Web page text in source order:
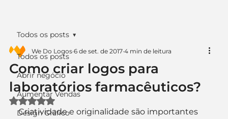
Todos os posts
Abrir negócio
Aumentar Vendas
Design Gráfico
Todos os posts
Como criar logos para
laboratórios farmacêuticos?
We Do Logos 6 de set. de 2017 4 min de leitura
Avaliado com NaN de 5 estrelas.
Criatividade e originalidade são importantes